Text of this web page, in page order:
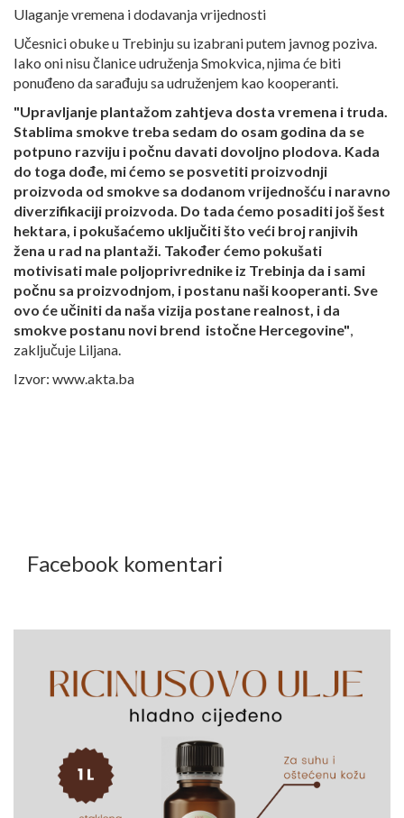
Ulaganje vremena i dodavanja vrijednosti
Učesnici obuke u Trebinju su izabrani putem javnog poziva.
Iako oni nisu članice udruženja Smokvica, njima će biti
ponuđeno da sarađuju sa udruženjem kao kooperanti.
"Upravljanje plantažom zahtjeva dosta vremena i truda.
Stablima smokve treba sedam do osam godina da se
potpuno razviju i počnu davati dovoljno plodova. Kada
do toga dođe, mi ćemo se posvetiti proizvodnji
proizvoda od smokve sa dodanom vrijednošću i naravno
diverzifikaciji proizvoda. Do tada ćemo posaditi još šest
hektara, i pokušaćemo uključiti što veći broj ranjivih
žena u rad na plantaži. Također ćemo pokušati
motivisati male poljoprivrednike iz Trebinja da i sami
počnu sa proizvodnjom, i postanu naši kooperanti. Sve
ovo će učiniti da naša vizija postane realnost, i da
smokve postanu novi brend istočne Hercegovine",
zaključuje Liljana.
Izvor: www.akta.ba
Facebook komentari